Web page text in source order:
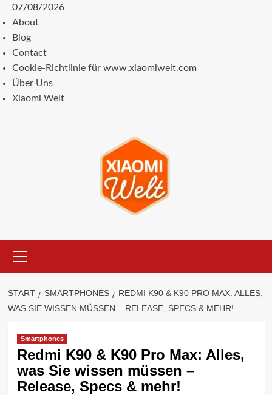
Zum
Inhalt
springen
07/08/2026
About
Blog
Contact
Cookie-Richtlinie für www.xiaomiwelt.com
Über Uns
Xiaomi Welt
Menü
START SMARTPHONES
REDMI K90 & K90 PRO MAX: ALLES,
WAS SIE WISSEN MÜSSEN – RELEASE, SPECS & MEHR!
Smartphones
Redmi K90 & K90 Pro Max: Alles,
was Sie wissen müssen –
Release, Specs & mehr!